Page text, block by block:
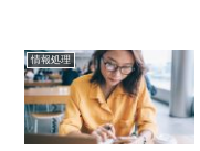
情報処理